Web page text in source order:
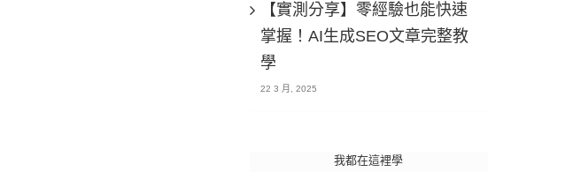
【實測分享】零經驗也能快速
掌握！AI生成SEO文章完整教
學
22 3 月, 2025
我都在這裡學